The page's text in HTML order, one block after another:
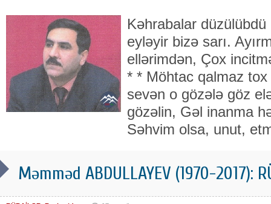
Kəhrabalar düzülübdü
eyləyir bizə sarı.
ellərimdən, Çox
* * Möhtac qalmaz
sevən o gözələ göz
gözəlin, Gəl inanma
Səhvim olsa, unut,
Məmməd ABDULLAYEV (1970-2017):